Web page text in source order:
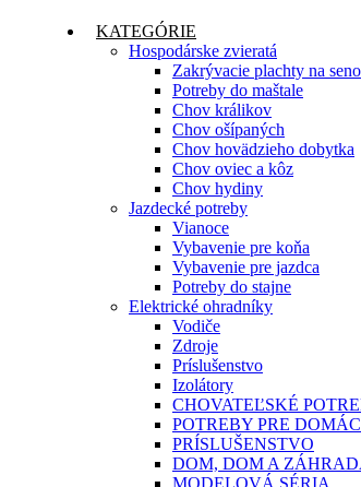
KATEGÓRIE
Hospodárske zvieratá
Zakrývacie plachty na seno
Potreby do maštale
Chov králikov
Chov ošípaných
Chov hovädzieho dobytka
Chov oviec a kôz
Chov hydiny
Jazdecké potreby
Vianoce
Vybavenie pre koňa
Vybavenie pre jazdca
Potreby do stajne
Elektrické ohradníky
Vodiče
Zdroje
Príslušenstvo
Izolátory
CHOVATEĽSKÉ
POTREBY PRE
PRÍSLUŠENSTVO
DOM, DOM A
MODELOVÁ SÉRIA